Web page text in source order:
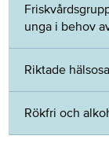
unga i behov
Riktade
Rökfri och